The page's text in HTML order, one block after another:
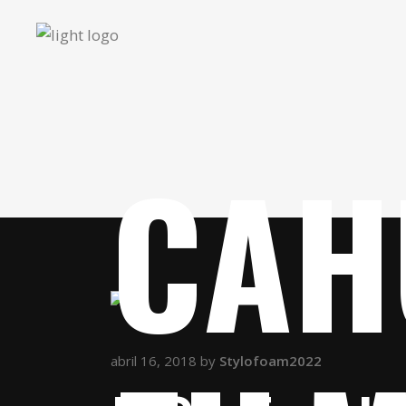
abril 16, 2018 by Stylofoam2022